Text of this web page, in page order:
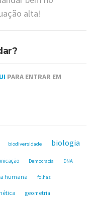
alta!
PARA ENTRAR EM
biodiversidade biologia
Democracia DNA
humana folhas
geometria